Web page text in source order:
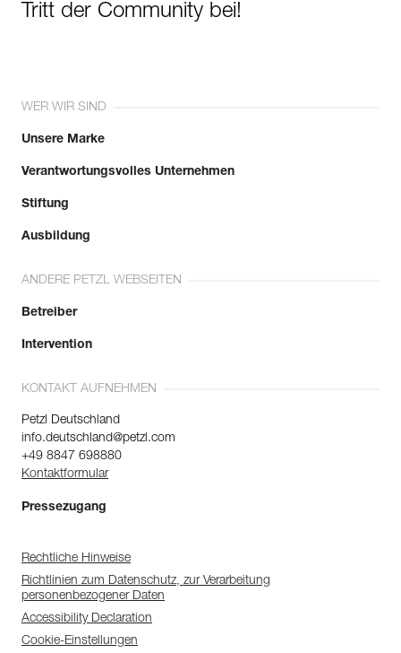
Tritt der Community bei!
WER WIR SIND
Unsere Marke
Verantwortungsvolles Unternehmen
Stiftung
Ausbildung
ANDERE PETZL WEBSEITEN
Betreiber
Intervention
KONTAKT AUFNEHMEN
Petzl Deutschland
info.deutschland@petzl.com
+49 8847 698880
Kontaktformular
Pressezugang
Rechtliche Hinweise
Richtlinien zum Datenschutz, zur Verarbeitung
personenbezogener Daten
Accessibility Declaration
Cookie-Einstellungen